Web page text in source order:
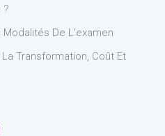
?
De L’examen
La Transformation, Coût Et